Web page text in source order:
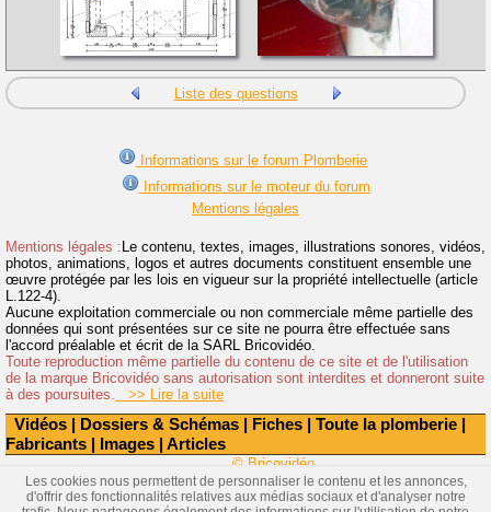
Vidéos | Dossiers & Schémas | Fiches | Toute la plomberie |
Fabricants | Images | Articles
Liste des questions
Informations sur le forum Plomberie
Informations sur le moteur du forum
Mentions légales
Mentions légales : Le contenu, textes, images, illustrations sonores, vidéos,
photos, animations, logos et autres documents constituent ensemble une
œuvre protégée par les lois en vigueur sur la propriété intellectuelle (article
L.122-4).
Aucune exploitation commerciale ou non commerciale même partielle des
données qui sont présentées sur ce site ne pourra être effectuée sans
l'accord préalable et écrit de la SARL Bricovidéo.
Toute reproduction même partielle du contenu de ce site et de l'utilisation
de la marque Bricovidéo sans autorisation sont interdites et donneront suite
à des poursuites.
>> Lire la suite
© Bricovidéo
Les cookies nous permettent de personnaliser le contenu et les annonces,
d'offrir des fonctionnalités relatives aux médias sociaux et d'analyser notre